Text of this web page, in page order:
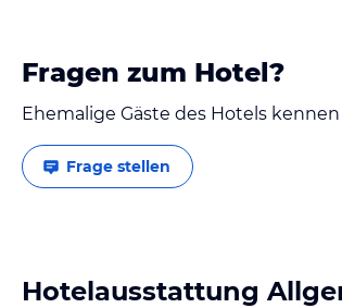
Fragen zum Hotel?
Ehemalige Gäste des Hotels
Frage stellen
Hotelausstattung